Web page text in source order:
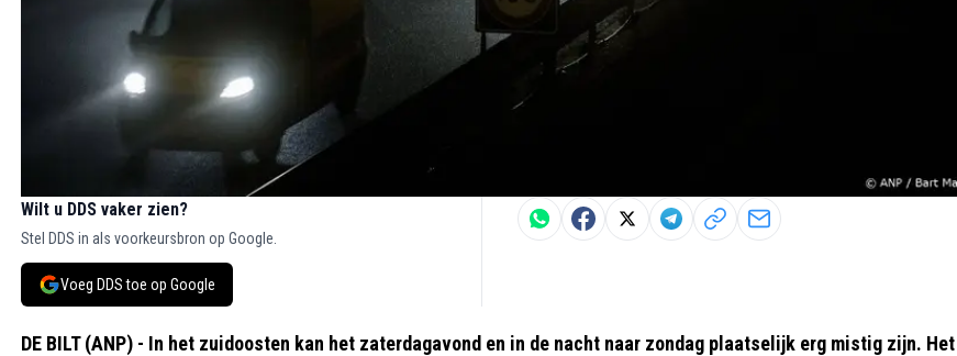
Wilt u DDS vaker zien?
Stel DDS in als voorkeursbron op Google.
Voeg DDS toe op Google
DE BILT (ANP) - In het zuidoosten kan het zaterdagavond en in de nacht naar zondag plaatselijk erg mistig zijn. Het